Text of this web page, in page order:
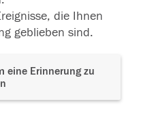
die Ihnen
geblieben sind.
eine Erinnerung zu